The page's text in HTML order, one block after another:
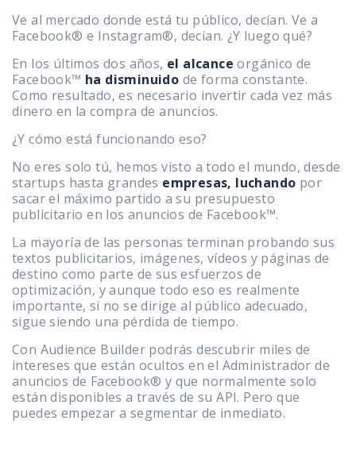
Ve al mercado donde está tu público, decían. Ve a
Facebook® e Instagram®, decían. ¿Y luego qué?
En los últimos dos años, el alcance orgánico de
Facebook™ ha disminuido de forma constante.
Como resultado, es necesario invertir cada vez más
dinero en la compra de anuncios.
¿Y cómo está funcionando eso?
No eres solo tú, hemos visto a todo el mundo, desde
startups hasta grandes empresas, luchando por
sacar el máximo partido a su presupuesto
publicitario en los anuncios de Facebook™.
La mayoría de las personas terminan probando sus
textos publicitarios, imágenes, vídeos y páginas de
destino como parte de sus esfuerzos de
optimización, y aunque todo eso es realmente
importante, si no se dirige al público adecuado,
sigue siendo una pérdida de tiempo.
Con Audience Builder podrás descubrir miles de
intereses que están ocultos en el Administrador de
anuncios de Facebook® y que normalmente solo
están disponibles a través de su API. Pero que
puedes empezar a segmentar de inmediato.